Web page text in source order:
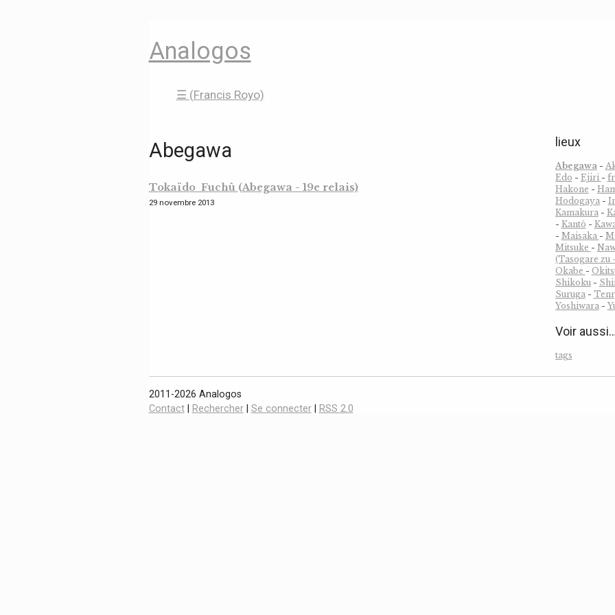
Analogos
☰ (Francis Royo)
Abegawa
Tokaïdo Fuchû (Abegawa - 19e relais)
29 novembre 2013
lieux
Abegawa-
Edo - Ejiri -
Hakone -
Hodogaya-
Kamakura-
- Kantô -
- Maisaka -
Mitsuke -
(Tasogare zu
Okabe -
Shikoku-
Suruga-
Yoshiwara-
Voir
tags
2011-2026 Analogos
Contact| Rechercher| Se connecter| RSS 2.0